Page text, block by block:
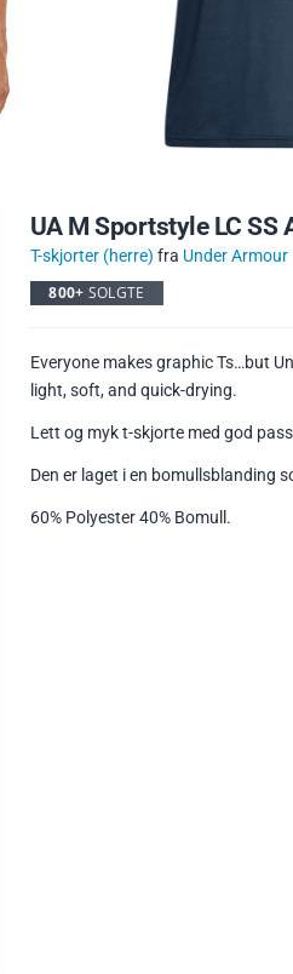
UA M Sportstyle LC SS
T-skjorter (herre) fra Under Armour
800+ SOLGTE
Everyone makes graphic Ts…but
light, soft, and quick-drying.
Lett og myk t-skjorte med god
Den er laget i en bomullsblanding
60% Polyester 40% Bomull.